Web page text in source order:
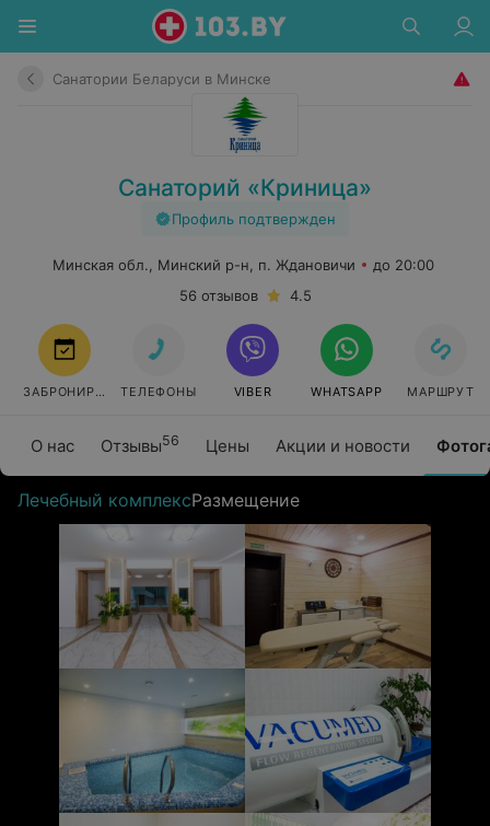
Санатории Беларуси в Минске
Санаторий «Криница»
Профиль подтвержден
О нас Отзывы56 Цены Акции и новости
Минская обл., Минский р-н, п. Ждановичи
до 20:00
56 отзывов
4.5
ЗАБРОНИРОВАТЬТЕЛЕФОНЫ VIBER WHATSAPP МАРШРУТ
Лечебный комплексРазмещение